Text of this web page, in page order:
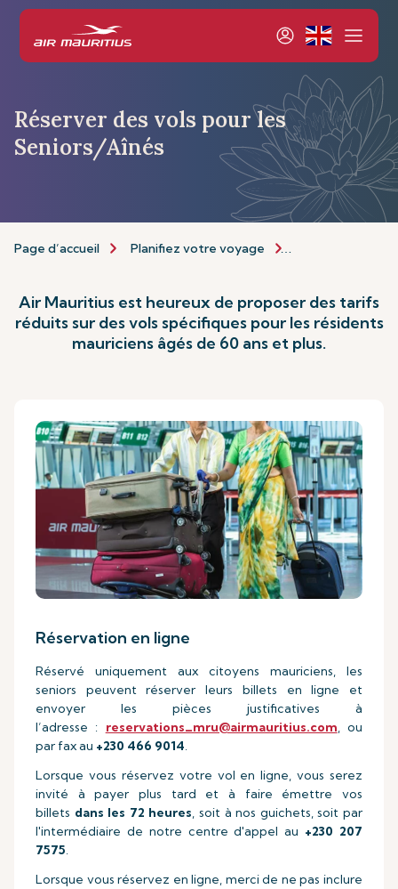
Réserver des vols pour les
Seniors/Aînés
Page d’accueil Planifiez votre voyage
Air Mauritius est heureux de proposer des tarifs
réduits sur des vols spécifiques pour les résidents
mauriciens âgés de 60 ans et plus.
Réservation en ligne
Réservé uniquement aux citoyens mauriciens, les
seniors peuvent réserver leurs billets en ligne et
envoyer les pièces justificatives à
l’adresse : reservations_mru@airmauritius.com, ou
par fax au +230 466 9014.
Lorsque vous réservez votre vol en ligne, vous serez
invité à payer plus tard et à faire émettre vos
billets dans les 72 heures, soit à nos guichets, soit par
l'intermédiaire de notre centre d'appel au +230 207
7575.
Lorsque vous réservez en ligne, merci de ne pas inclure